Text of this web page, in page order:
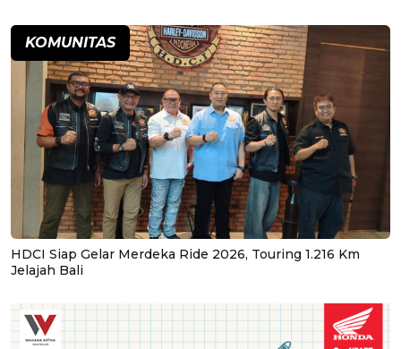
KOMUNITAS
HDCI Siap Gelar Merdeka Ride 2026, Touring 1.216 Km
Jelajah Bali